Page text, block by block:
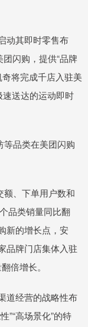
动其即时零售布
闪购，提供“品牌
将完成千店入驻美
送达的运动即时
等品类在美团闪购
额、下单用户数和
品类销量同比翻
新的增长点，安
品牌门店集体入驻
倍增长。
道经营的战略性布
”“高场景化”的特